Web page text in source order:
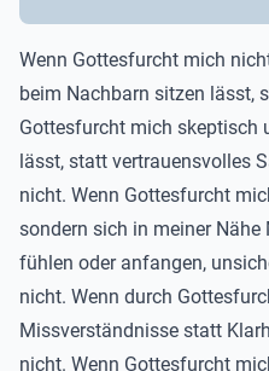
Wenn Gottesfurcht mich
beim Nachbarn sitzen lässt,
Gottesfurcht mich skeptisch
lässt, statt vertrauensvolles
nicht. Wenn Gottesfurcht
sondern sich in meiner
fühlen oder anfangen,
nicht. Wenn durch
Missverständnisse statt
nicht. Wenn Gottesfurcht